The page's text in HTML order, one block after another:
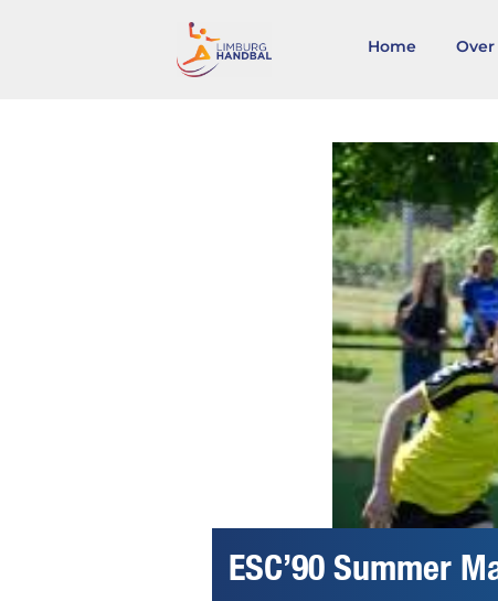
Home
ESC’90 Summer